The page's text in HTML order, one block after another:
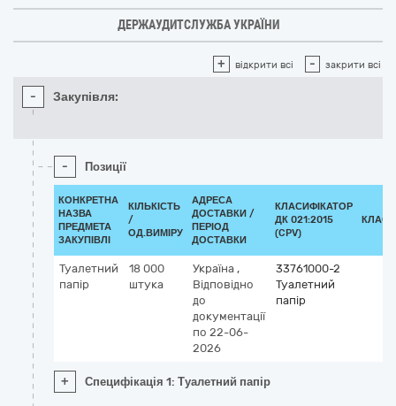
ДЕРЖАУДИТСЛУЖБА УКРАЇНИ
+ відкрити всі - закрити всі
- Закупівля:
- Позиції
КОНКРЕТНА
НАЗВА
ПРЕДМЕТА
ЗАКУПІВЛІ
КІЛЬКІСТЬ
/
ОД.ВИМІРУ
АДРЕСА
ДОСТАВКИ /
ПЕРІОД
ДОСТАВКИ
КЛАСИФІКАТОР
ДК 021:2015
(CPV)
Туалетний
папір
18 000
штука
Україна ,
Відповідно
до
документації
по 22-06-
2026
33761000-2
Туалетний
папір
+ Специфікація 1: Туалетний папір